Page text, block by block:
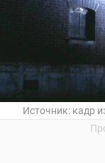
Источник: кадр